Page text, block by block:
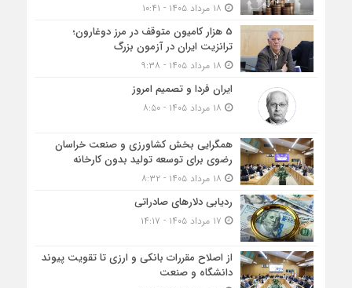
5 هزار کامیون متوقف در مرز دوغارون؛
ترانزیت ایران در آزمون بزرگ
ایران فردا و تصمیم امروز
همگرایی بخش کشاورزی و صنعت خراسان
رضوی برای توسعه تولید بدون کارخانه
ردیابی دلارهای صادراتی
از اصلاح مقررات بانکی و ارزی تا تقویت پیوند
دانشگاه و صنعت